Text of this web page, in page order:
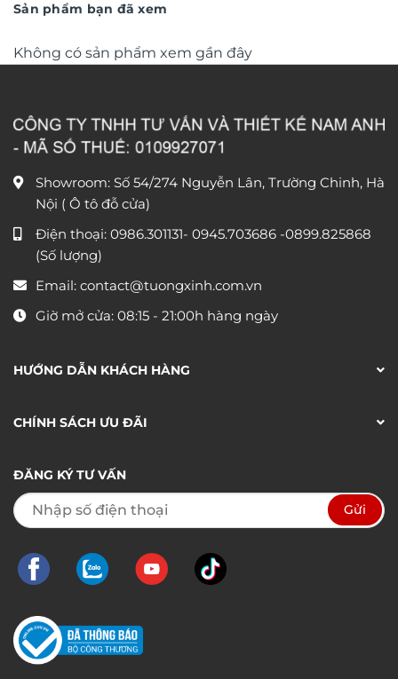
Sản phẩm bạn đã xem
Không có sản phẩm xem gần đây
Showroom: Số 54/274 Nguyễn Lân, Trường Chinh, Hà
Nội ( Ô tô đỗ cửa)
Điện thoại: 0986.301131- 0945.703686 -0899.825868
(Số lượng)
Email: contact@tuongxinh.com.vn
Giờ mở cửa: 08:15 - 21:00h hàng ngày
HƯỚNG DẪN KHÁCH HÀNG
CHÍNH SÁCH ƯU ĐÃI
ĐĂNG KÝ TƯ VẤN